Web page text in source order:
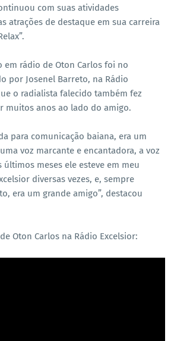
com suas atividades
atrações de destaque em sua carreira
em rádio de Oton Carlos foi no
por Josenel Barreto, na Rádio
o radialista falecido também fez
muitos anos ao lado do amigo.
para comunicação baiana, era um
voz marcante e encantadora, a voz
meses ele esteve em meu
diversas vezes, e, sempre
era um grande amigo”, destacou
Oton Carlos na Rádio Excelsior: